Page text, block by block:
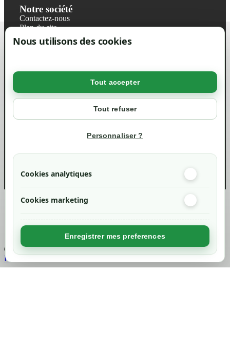
Nous utilisons des cookies
Tout accepter
Tout refuser
Personnaliser ?
Cookies analytiques
Cookies marketing
Enregistrer mes preferences
Notre société
Contactez-nous
Plan du site
Magasin
Mentions légales
Politique de confidentialité RGPD
Votre compte
info@green-tech-shop.com
Created byNageoconcept
Chargement...
Retour en haut